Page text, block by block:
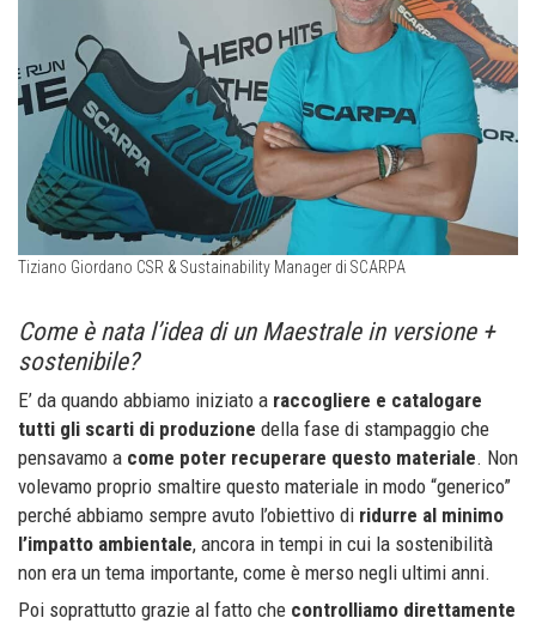
Tiziano Giordano CSR & Sustainability Manager di SCARPA
Come è nata l’idea di un Maestrale in versione +
sostenibile?
E’ da quando abbiamo iniziato a raccogliere e catalogare
tutti gli scarti di produzione della fase di stampaggio che
pensavamo a come poter recuperare questo materiale. Non
volevamo proprio smaltire questo materiale in modo “generico”
perché abbiamo sempre avuto l’obiettivo di ridurre al minimo
l’impatto ambientale, ancora in tempi in cui la sostenibilità
non era un tema importante, come è merso negli ultimi anni.
Poi soprattutto grazie al fatto che controlliamo direttamente